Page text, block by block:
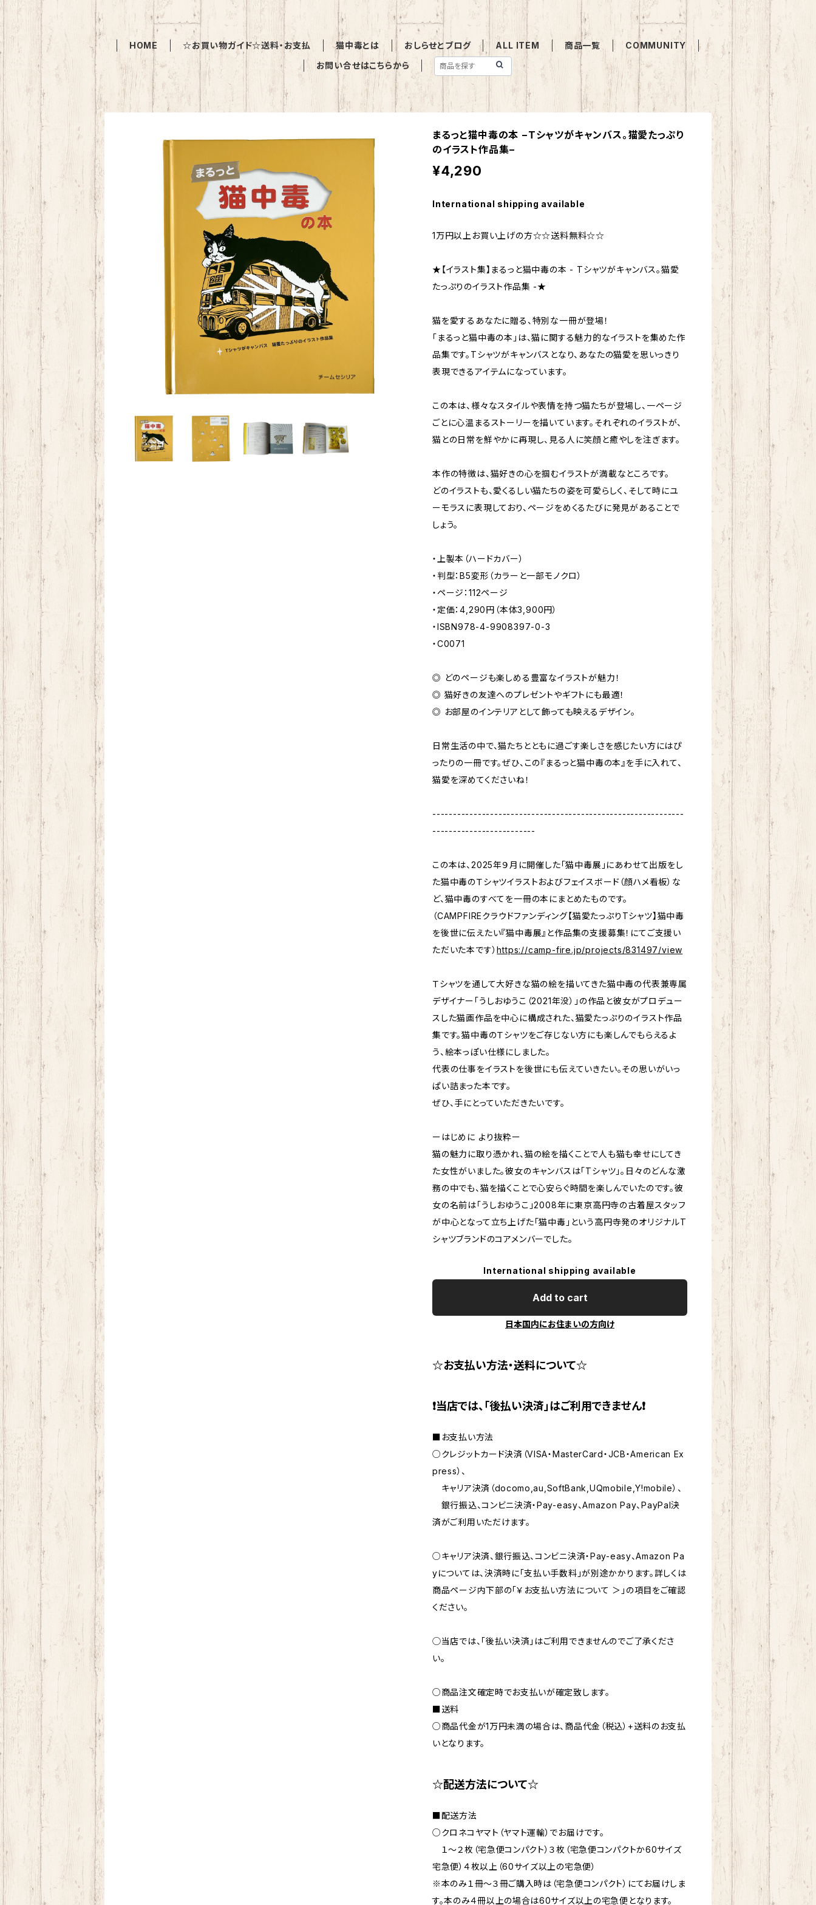
HOME ☆お買い物ガイド☆送料・お支払 猫中毒とは おしらせとブログ ALL ITEM 商品一覧
COMMUNITY
お問い合せはこちらから
まるっと猫中毒の本 −Tシャツがキャンバス。猫愛たっぷり
のイラスト作品集−
¥4,290
International shipping available
1万円以上お買い上げの方☆☆送料無料☆☆
★【イラスト集】まるっと猫中毒の本 - Tシャツがキャンバス。猫愛
たっぷりのイラスト作品集 -★
猫を愛するあなたに贈る、特別な一冊が登場！
「まるっと猫中毒の本」は、猫に関する魅力的なイラストを集めた作
品集です。Tシャツがキャンバスとなり、あなたの猫愛を思いっきり
表現できるアイテムになっています。
この本は、様々なスタイルや表情を持つ猫たちが登場し、一ページ
ごとに心温まるストーリーを描いています。それぞれのイラストが、
猫との日常を鮮やかに再現し、見る人に笑顔と癒やしを注ぎます。
本作の特徴は、猫好きの心を掴むイラストが満載なところです。
どのイラストも、愛くるしい猫たちの姿を可愛らしく、そして時にユ
ーモラスに表現しており、ページをめくるたびに発見があることで
しょう。
・上製本（ハードカバー）
・判型：B5変形（カラーと一部モノクロ）
・ページ：112ページ
・定価：4,290円（本体3,900円）
・ISBN978-4-9908397-0-3
・C0071
◎ どのページも楽しめる豊富なイラストが魅力！
◎ 猫好きの友達へのプレゼントやギフトにも最適！
◎ お部屋のインテリアとして飾っても映えるデザイン。
日常生活の中で、猫たちとともに過ごす楽しさを感じたい方にはぴ
ったりの一冊です。ぜひ、この『まるっと猫中毒の本』を手に入れて、
猫愛を深めてくださいね！
-------------------------------------------------------------
-------------------------
この本は、2025年９月に開催した｢猫中毒展｣にあわせて出版をし
た猫中毒のＴシャツイラストおよびフェイスボード（顔ハメ看板）な
ど、猫中毒のすべてを一冊の本にまとめたものです。
（CAMPFIREクラウドファンディング【猫愛たっぷりTシャツ】猫中毒
を後世に伝えたい『猫中毒展』と作品集の支援募集！にてご支援い
ただいた本です）https://camp-fire.jp/projects/831497/view
Ｔシャツを通して大好きな猫の絵を描いてきた猫中毒の代表兼専属
デザイナー「うしおゆうこ（2021年没）」の作品と彼女がプロデュー
スした猫画作品を中心に構成された、猫愛たっぷりのイラスト作品
集です。猫中毒のＴシャツをご存じない方にも楽しんでもらえるよ
う、絵本っぽい仕様にしました。
代表の仕事をイラストを後世にも伝えていきたい。その思いがいっ
ぱい詰まった本です。
ぜひ、手にとっていただきたいです。
ーはじめに より抜粋ー
猫の魅力に取り憑かれ、猫の絵を描くことで人も猫も幸せにしてき
た女性がいました。彼女のキャンバスは「Tシャツ」。日々のどんな激
務の中でも、猫を描くことで心安らぐ時間を楽しんでいたのです。彼
女の名前は「うしおゆうこ」2008年に東京高円寺の古着屋スタッフ
が中心となって立ち上げた「猫中毒」という高円寺発のオリジナルT
シャツブランドのコアメンバーでした。
International shipping available
Add to cart
日本国内にお住まいの方向け
☆お支払い方法・送料について☆
❗当店では、｢後払い決済｣はご利用できません❗
■お支払い方法
○クレジットカード決済（VISA・MasterCard・JCB・American Ex
press）、
キャリア決済（docomo,au,SoftBank,UQmobile,Y!mobile）、
銀行振込、コンビニ決済・Pay-easy、Amazon Pay、PayPal決
済がご利用いただけます。
○キャリア決済、銀行振込、コンビニ決済・Pay-easy、Amazon Pa
yについては、決済時に「支払い手数料」が別途かかります。詳しくは
商品ページ内下部の「￥お支払い方法について ＞」の項目をご確認
ください。
◯当店では、｢後払い決済｣はご利用できませんのでご了承くださ
い。
○商品注文確定時でお支払いが確定致します。
■送料
○商品代金が1万円未満の場合は、商品代金（税込）+送料のお支払
いとなります。
☆配送方法について☆
■配送方法
○クロネコヤマト（ヤマト運輸）でお届けです。
１〜２枚（宅急便コンパクト）３枚（宅急便コンパクトか60サイズ
宅急便）４枚以上（60サイズ以上の宅急便）
※本のみ１冊〜３冊ご購入時は（宅急便コンパクト）にてお届けしま
す。本のみ４冊以上の場合は60サイズ以上の宅急便となります。